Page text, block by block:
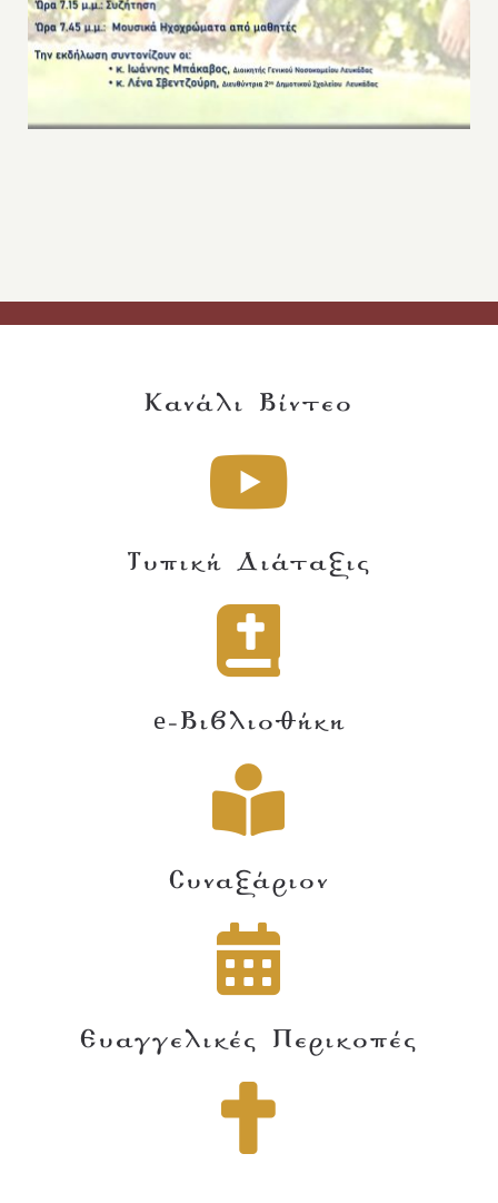
Κανάλι Βίντεο
Τυπική Διάταξις
e-Βιβλιοθήκη
Συναξάριον
Ευαγγελικές Περικοπές